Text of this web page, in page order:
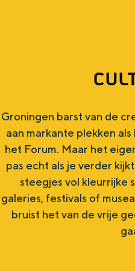
Groningen barst van de
aan markante plekken
het Forum. Maar het
pas echt als je verder
steegjes vol kleurrijke
galeries, festivals of
bruist het van de vrije